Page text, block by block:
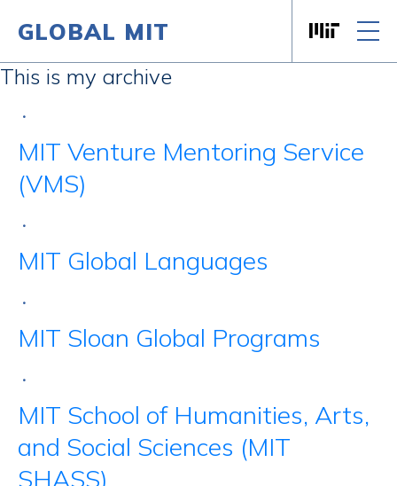
Skip to content
GLOBAL MIT
This is my archive
•
MIT Venture Mentoring Service
(VMS)
•
MIT Global Languages
•
MIT Sloan Global Programs
•
MIT School of Humanities, Arts,
and Social Sciences (MIT
SHASS)